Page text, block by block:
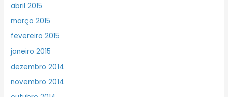
abril 2015
março 2015
fevereiro 2015
janeiro 2015
dezembro 2014
novembro 2014